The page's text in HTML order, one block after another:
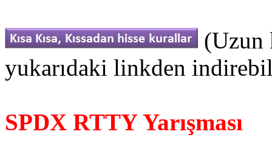
(Uzun
yukarıdaki linkden
SPDX RTTY Yarışması